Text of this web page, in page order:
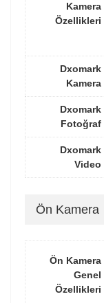
Kamera
Özellikleri
Dxomark
Kamera
Dxomark
Fotoğraf
Dxomark
Video
Ön Kamera
Ön Kamera
Genel
Özellikleri